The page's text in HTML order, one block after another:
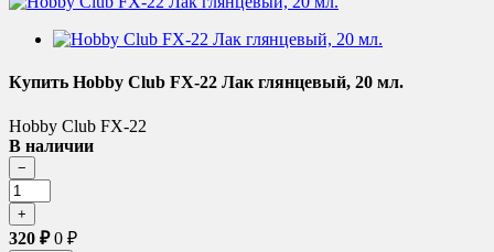
Купить Hobby Club FX-22 Лак глянцевый, 20 мл.
Hobby Club FX-22
В наличии
320 ₽0 ₽